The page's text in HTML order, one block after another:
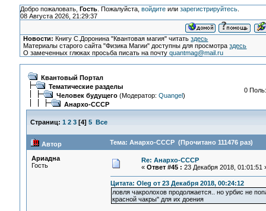
Добро пожаловать, Гость. Пожалуйста, войдитеили зарегистрируйтесь.
08 Августа 2026, 21:29:37
Новости: Книгу С.Доронина "Квантовая магия" читатьздесь
Материалы старого сайта "Физика Магии" доступны для просмотраздесь
О замеченных глюках просьба писать на почтуquantmag@mail.ru
Квантовый Портал
Тематические разделы
Человек будущего(Модератор: Quangel)
Анархо-СССР
0
Страниц: 1 2 3[4] 5 Все
Автор Тема: Анархо-СССР (Прочитано 111476 раз)
Ариадна
Гость
Re: Анархо-СССР
« Ответ #45 : 23 Декабря 2018, 01:01:51
Цитата: Oleg от 23 Декабря 2018, 00:24:12
ловля чакролохов продолжается.. но урбис не
красной чакры" для их доения